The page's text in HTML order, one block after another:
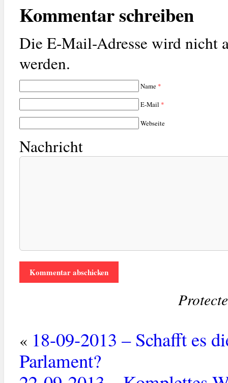
Kommentar schreiben
Die E-Mail-Adresse wird nicht
werden.
Name *
E-Mail *
Webseite
Nachricht
« 18-09-2013 – Schafft es
Parlament?